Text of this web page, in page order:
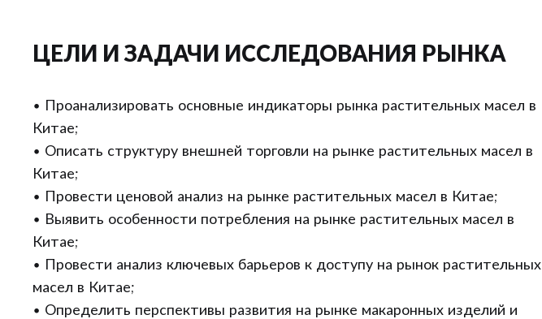
ЦЕЛИ И ЗАДАЧИ ИССЛЕДОВАНИЯ РЫНКА
• Проанализировать основные индикаторы рынка растительных масел в
Китае;
• Описать структуру внешней торговли на рынке растительных масел в
Китае;
• Провести ценовой анализ на рынке растительных масел в Китае;
• Выявить особенности потребления на рынке растительных масел в
Китае;
• Провести анализ ключевых барьеров к доступу на рынок растительных
масел в Китае;
• Определить перспективы развития на рынке макаронных изделий и